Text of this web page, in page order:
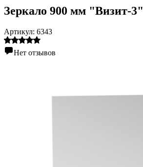
Зеркало 900 мм "Визит-3"
Артикул: 6343
Нет отзывов